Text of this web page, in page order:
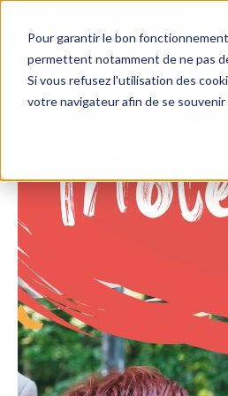
Pour garantir le bon
permettent notamment de ne pas
Si vous refusez l'utilisation des
votre navigateur afin de se